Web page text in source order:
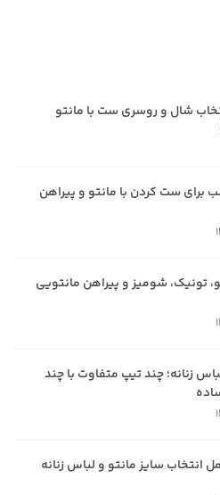
شال و روسری ست با مانتو
ست کردن با مانتو و پیراهن
تونیک، شومیز و پیراهن مانتویی
زنانه؛ چند تیپ متفاوت با چند
انتخاب سایز مانتو و لباس زنانه